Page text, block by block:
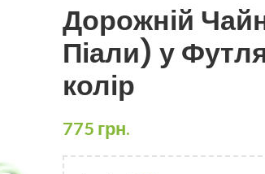
Дорожній
Піали) у
колір
775 грн.